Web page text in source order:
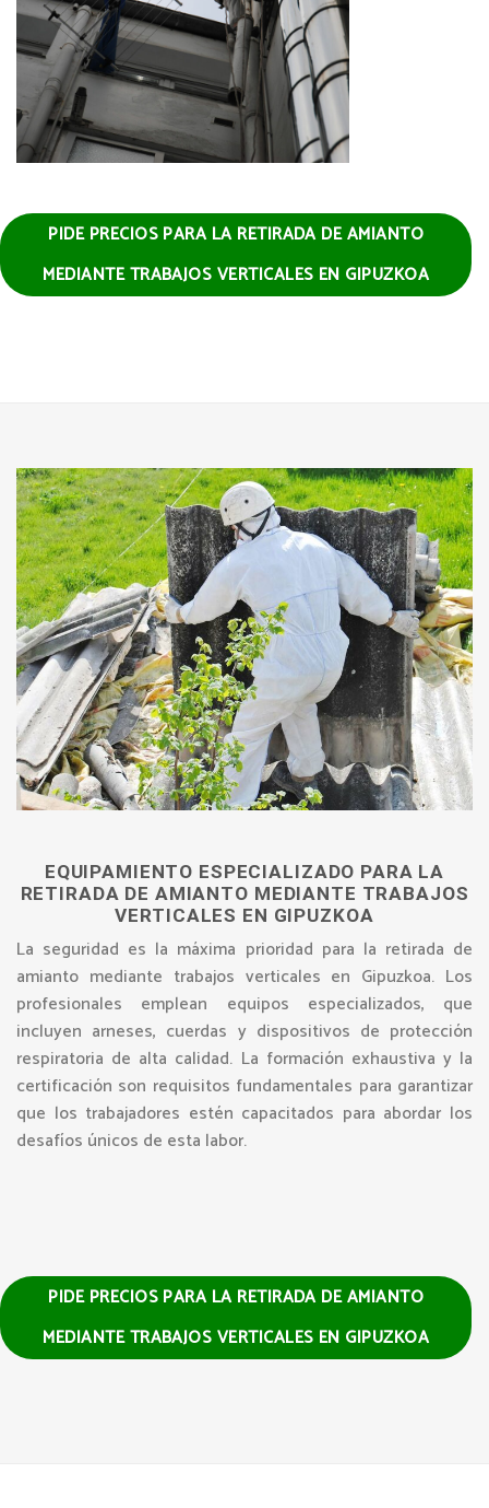
PIDE PRECIOS PARA LA RETIRADA DE AMIANTO
MEDIANTE TRABAJOS VERTICALES EN GIPUZKOA
EQUIPAMIENTO ESPECIALIZADO PARA LA
RETIRADA DE AMIANTO MEDIANTE TRABAJOS
VERTICALES EN GIPUZKOA
La seguridad es la máxima prioridad para la retirada de
amianto mediante trabajos verticales en Gipuzkoa. Los
profesionales emplean equipos especializados, que
incluyen arneses, cuerdas y dispositivos de protección
respiratoria de alta calidad. La formación exhaustiva y la
certificación son requisitos fundamentales para garantizar
que los trabajadores estén capacitados para abordar los
desafíos únicos de esta labor.
PIDE PRECIOS PARA LA RETIRADA DE AMIANTO
MEDIANTE TRABAJOS VERTICALES EN GIPUZKOA